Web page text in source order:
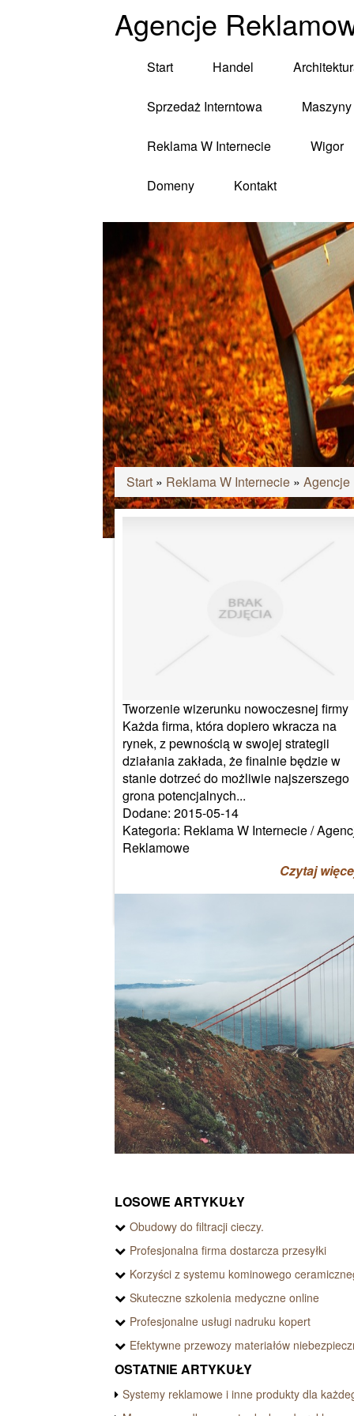
Agencje
Start Handel
Sprzedaż Interntowa
Reklama W Internecie Wigor
Domeny Kontakt
Start » Reklama W Internecie » Agencje
Tworzenie wizerunku nowoczesnej firmy
Każda firma, która dopiero wkracza na
rynek, z pewnością w swojej strategii
działania zakłada, że finalnie będzie w
stanie dotrzeć do możliwie najszerszego
grona potencjalnych...
Dodane: 2015-05-14
Kategoria: Reklama W Internecie /
Reklamowe
Czytaj
LOSOWE ARTYKUŁY
Obudowy do filtracji cieczy.
Profesjonalna firma dostarcza przesyłki
Korzyści z systemu kominowego
Skuteczne szkolenia medyczne online
Profesjonalne usługi nadruku kopert
Efektywne przewozy materiałów
OSTATNIE ARTYKUŁY
Systemy reklamowe i inne produkty dla